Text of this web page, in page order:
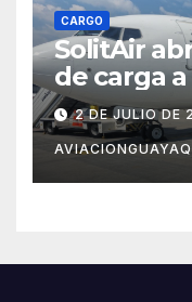
CARGO
SolitAir
de carga
2 DE JULIO DE